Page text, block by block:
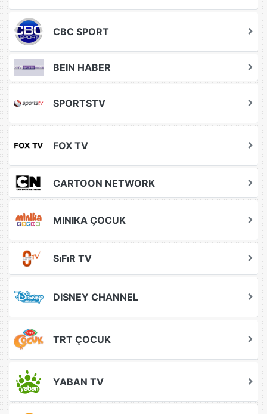
CBC SPORT
BEIN HABER
SPORTSTV
FOX TV
CARTOON NETWORK
MINIKA ÇOCUK
SıFıR TV
DISNEY CHANNEL
TRT ÇOCUK
YABAN TV